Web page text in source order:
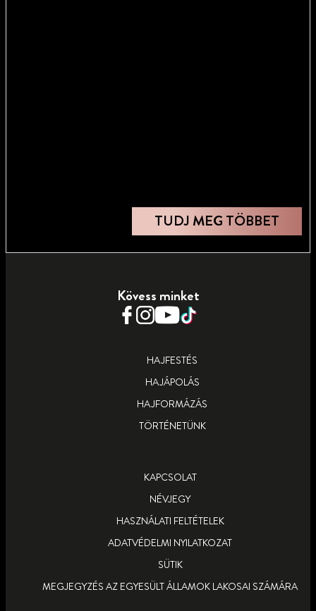
TUDJ MEG TÖBBET
Kövess minket
HAJFESTÉS
HAJÁPOLÁS
HAJFORMÁZÁS
TÖRTÉNETÜNK
KAPCSOLAT
NÉVJEGY
HASZNÁLATI FELTÉTELEK
ADATVÉDELMI NYILATKOZAT
SÜTIK
MEGJEGYZÉS AZ EGYESÜLT ÁLLAMOK LAKOSAI SZÁMÁRA